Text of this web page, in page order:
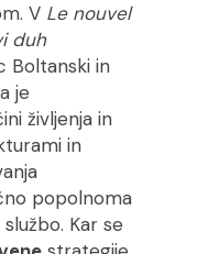
V Le nouvel
duh
Boltanski in
je
življenja in
in
popolnoma
Kar se